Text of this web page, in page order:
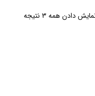
دادن همه ۳ نتیجه